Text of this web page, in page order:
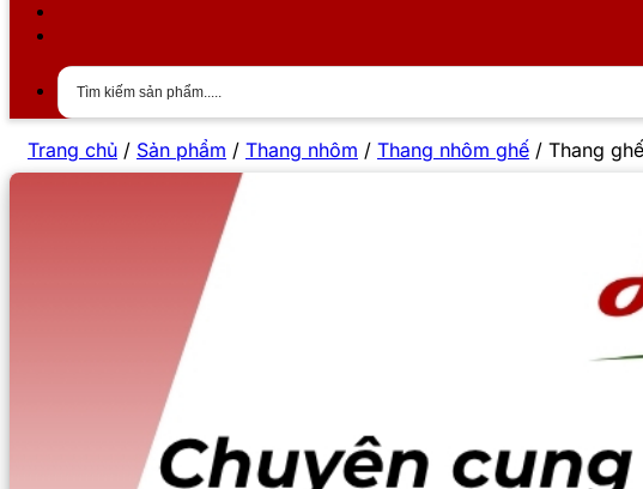
Trang chủ / Sản phẩm / Thang nhôm / Thang nhôm ghế / Thang